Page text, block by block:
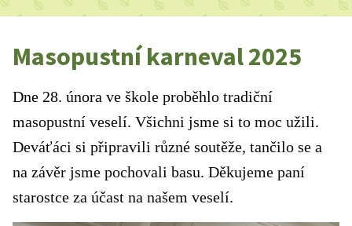
Masopustní karneval 2025
Dne 28. února ve škole proběhlo tradiční
masopustní veselí. Všichni jsme si to moc užili.
Deváťáci si připravili různé soutěže, tančilo se a
na závěr jsme pochovali basu. Děkujeme paní
starostce za účast na našem veselí.